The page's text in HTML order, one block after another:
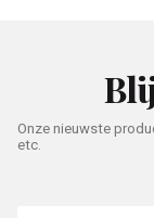
Onze nieuwste
etc.